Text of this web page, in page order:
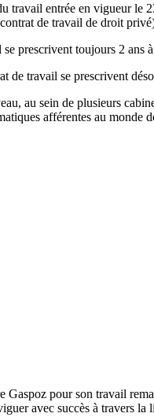
travail entrée en vigueur le
de travail de droit
prescrivent toujours 2
de travail se prescrivent
au sein de plusieurs
afférentes au monde
pour son travail
avec succès à travers